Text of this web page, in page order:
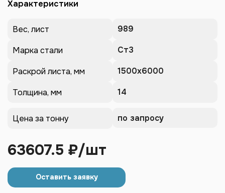
Характеристики
Вес, лист 989
Марка стали Ст3
Раскрой листа, мм 1500х6000
Толщина, мм 14
Цена за тонну по запросу
63607.5 ₽/шт
Оставить заявку